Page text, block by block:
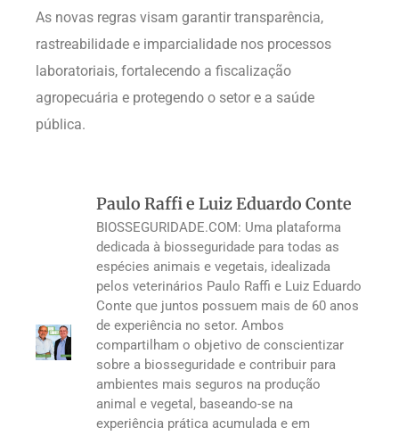
As novas regras visam garantir transparência,
rastreabilidade e imparcialidade nos processos
laboratoriais, fortalecendo a fiscalização
agropecuária e protegendo o setor e a saúde
pública.
Paulo Raffi e Luiz Eduardo Conte
BIOSSEGURIDADE.COM: Uma plataforma
dedicada à biosseguridade para todas as
espécies animais e vegetais, idealizada
pelos veterinários Paulo Raffi e Luiz Eduardo
Conte que juntos possuem mais de 60 anos
de experiência no setor. Ambos
compartilham o objetivo de conscientizar
sobre a biosseguridade e contribuir para
ambientes mais seguros na produção
animal e vegetal, baseando-se na
experiência prática acumulada e em